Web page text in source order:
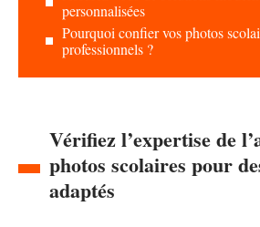
personnalisées
Pourquoi confier vos photos
professionnels ?
Vérifiez l’expertise de
photos scolaires pour
adaptés